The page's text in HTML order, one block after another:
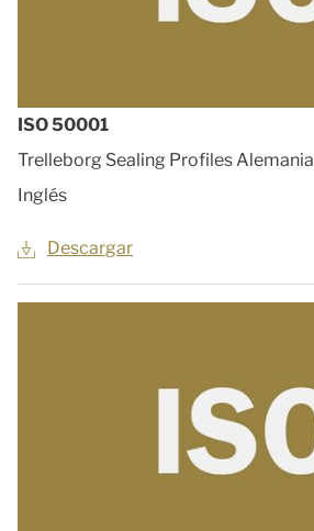
ISO 50001
Trelleborg Sealing Profiles Alemania
Inglés
Descargar